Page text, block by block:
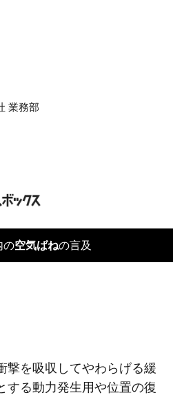
業務部
の空気ばねの言及
を吸収してやわらげる緩
する動力発生用や位置の復